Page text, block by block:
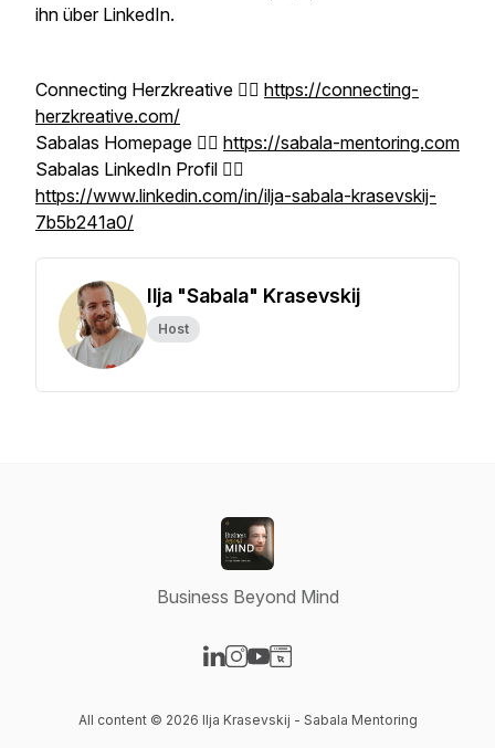
ihn über LinkedIn.
Connecting Herzkreative 👉🏼 https://connecting-
herzkreative.com/
Sabalas Homepage 👉🏼 https://sabala-mentoring.com
Sabalas LinkedIn Profil 👉🏼
https://www.linkedin.com/in/ilja-sabala-krasevskij-
7b5b241a0/
Ilja "Sabala" Krasevskij
Host
Business Beyond Mind
All content © 2026 Ilja Krasevskij - Sabala Mentoring